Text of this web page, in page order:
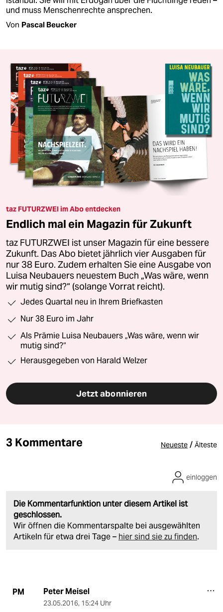
und muss Menschenrechte ansprechen.
Von Pascal Beucker
taz FUTURZWEI im Abo entdecken
Endlich mal ein Magazin für Zukunft
taz FUTURZWEI ist unser Magazin für eine bessere
Zukunft. Das Abo bietet jährlich vier Ausgaben für
nur 38 Euro. Zudem erhalten Sie eine Ausgabe von
Luisa Neubauers neuestem Buch „Was wäre, wenn
wir mutig sind?“ (solange Vorrat reicht).
Jedes Quartal neu in Ihrem Briefkasten
Nur 38 Euro im Jahr
Als Prämie Luisa Neubauers „Was wäre, wenn wir
mutig sind?“
Herausgegeben von Harald Welzer
Jetzt abonnieren
3 Kommentare Neueste / Älteste
Die Kommentarfunktion unter diesem Artikel ist
geschlossen.
Wir öffnen die Kommentarspalte bei ausgewählten
Artikeln für etwa drei Tage – hier sind sie zu finden.
einloggen
PM Peter Meisel
23.05.2016, 15:24 Uhr